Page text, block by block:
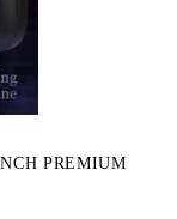
PREMIUM